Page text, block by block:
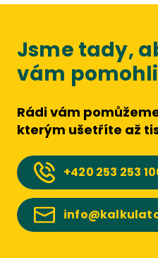
Jsme tady,
vám
Rádi vám
kterým ušetříte až
+420 253 253